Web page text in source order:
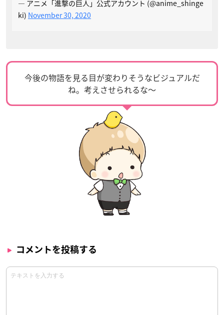
— アニメ「進撃の巨人」公式アカウント (@anime_shinge
ki) November 30, 2020
今後の物語を見る目が変わりそうなビジュアルだ
ね。考えさせられるな〜
コメントを投稿する